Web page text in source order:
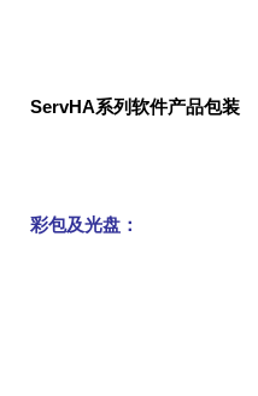
ServHA系列软件产品包装
彩包及光盘：